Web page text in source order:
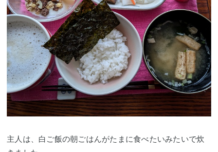
主人は、白ご飯の朝ごはんがたまに食べたいみたいで炊